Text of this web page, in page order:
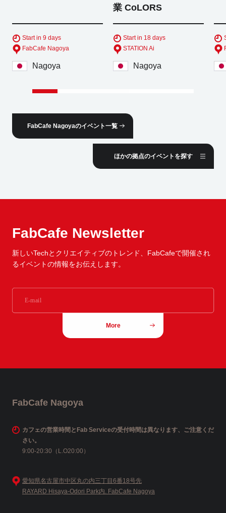
Start in 9 days
FabCafe Nagoya
Nagoya
業 CoLORS
Start in 18 days
STATION Ai
Nagoya
FabCafe Nagoyaのイベント一覧
ほかの拠点のイベントを探す
FabCafe Newsletter
新しいTechとクリエイティブのトレンド、 FabCafeで開催され
るイベントの情報をお伝えします。
More
FabCafe Nagoya
カフェの営業時間とFab Serviceの受付時間は異なります、ご注意くだ
さい。
9:00-20:30（L.O20:00）
愛知県名古屋市中区丸の内三丁目6番18号先
RAYARD Hisaya-Odori Park内. FabCafe Nagoya